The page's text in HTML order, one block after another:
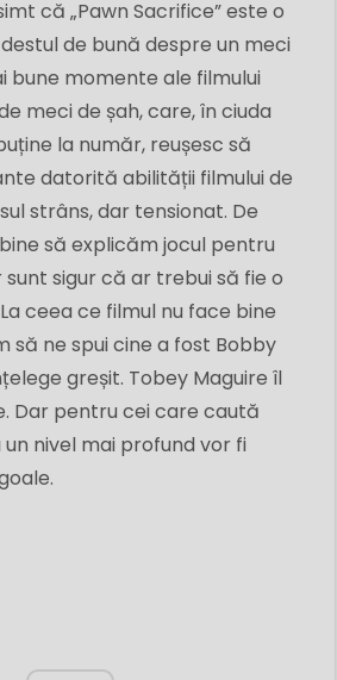
că „Pawn Sacrifice” este o
de bună despre un meci
bune momente ale filmului
meci de șah, care, în ciuda
la număr, reușesc să
datorită abilității filmului de
strâns, dar tensionat. De
să explicăm jocul pentru
sigur că ar trebui să fie o
ceea ce filmul nu face bine
să ne spui cine a fost Bobby
greșit. Tobey Maguire îl
Dar pentru cei care caută
nivel mai profund vor fi